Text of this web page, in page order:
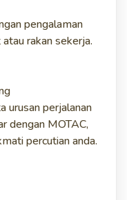
pengalaman
rakan sekerja.
urusan perjalanan
dengan MOTAC,
percutian anda.